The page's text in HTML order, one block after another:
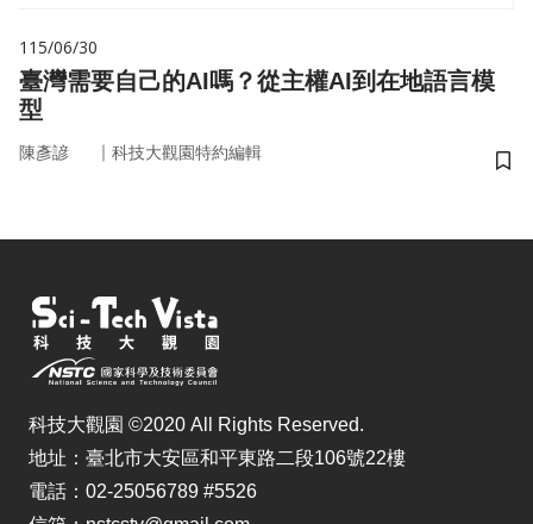
115/06/30
臺灣需要自己的AI嗎？從主權AI到在地語言模
型
陳彥諺 ｜ 科技大觀園特約編輯
儲
科技大觀園 ©2020 All Rights Reserved.
地址：臺北市大安區和平東路二段106號22樓
電話：02-25056789 #5526